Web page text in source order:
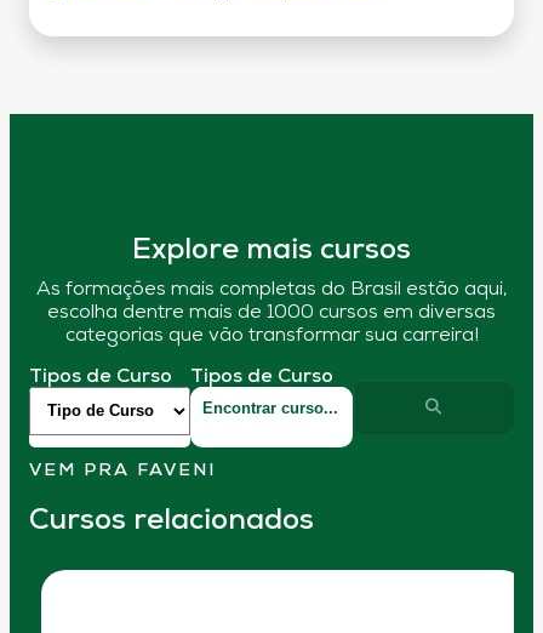
Explore mais cursos
As formações mais completas do Brasil estão aqui,
escolha dentre mais de 1000 cursos em diversas
categorias que vão transformar sua carreira!
Tipos de Curso Tipos de Curso
VEM PRA FAVENI
Cursos relacionados